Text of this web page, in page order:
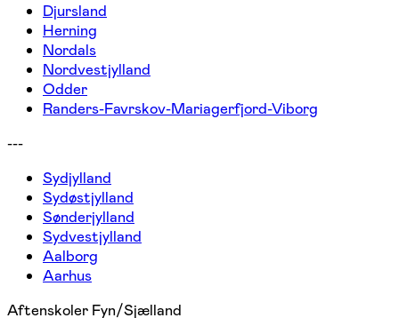
Djursland
Herning
Nordals
Nordvestjylland
Odder
Randers-Favrskov-Mariagerfjord-Viborg
---
Sydjylland
Sydøstjylland
Sønderjylland
Sydvestjylland
Aalborg
Aarhus
Aftenskoler Fyn/Sjælland